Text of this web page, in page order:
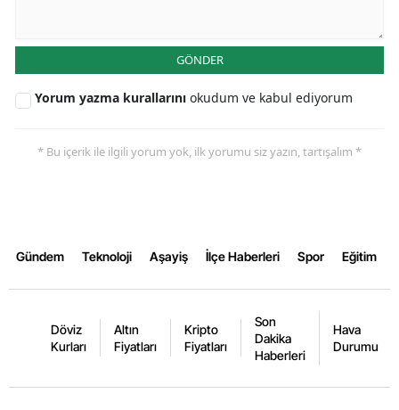
Yalova
Osmaniye
GÖNDER
Yorum yazma kurallarını okudum ve kabul ediyorum
* Bu içerik ile ilgili yorum yok, ilk yorumu siz yazın, tartışalım *
Gündem Teknoloji Aşayiş İlçe Haberleri Spor Eğitim
Döviz
Kurları
Altın
Fiyatları
Kripto
Fiyatları
Son
Dakika
Haberleri
Hava
Durumu